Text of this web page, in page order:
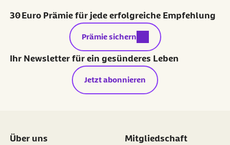
30 Euro Prämie für jede erfolgreiche Empfehlung
externer Link:
Prämie sichern
Ihr Newsletter für ein gesünderes Leben
Jetzt abonnieren
Über uns Mitgliedschaft